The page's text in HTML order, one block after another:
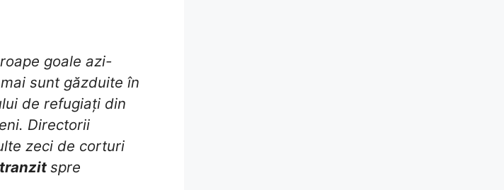
goale azi-
sunt găzduite în
de refugiați din
Directorii
zeci de corturi
spre